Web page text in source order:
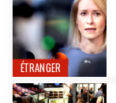
ÉTRANGER